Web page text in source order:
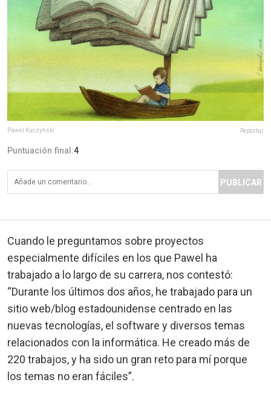
Pawel Kuczynski Reportar
Puntuación final:4
PUBLICAR
Cuando le preguntamos sobre proyectos
especialmente difíciles en los que Pawel ha
trabajado a lo largo de su carrera, nos contestó:
“Durante los últimos dos años, he trabajado para un
sitio web/blog estadounidense centrado en las
nuevas tecnologías, el software y diversos temas
relacionados con la informática. He creado más de
220 trabajos, y ha sido un gran reto para mí porque
los temas no eran fáciles”.